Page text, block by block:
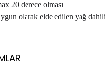
20 derece olması
olarak elde edilen yağ dahili